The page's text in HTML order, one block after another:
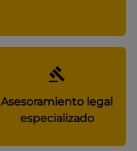
Asesoramiento legal
especializado